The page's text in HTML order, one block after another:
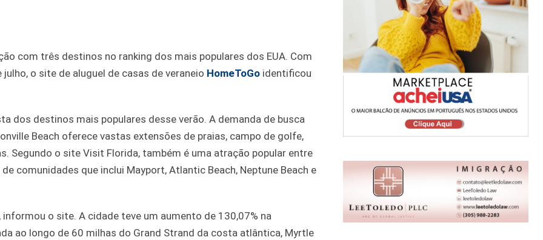
com três destinos no ranking dos mais populares dos EUA. Com
o site de aluguel de casas de veraneio HomeToGo identificou
dos destinos mais populares desse verão. A demanda de busca
Beach oferece vastas extensões de praias, campo de golfe,
Segundo o site Visit Florida, também é uma atração popular entre
comunidades que inclui Mayport, Atlantic Beach, Neptune Beach e
o site. A cidade teve um aumento de 130,07% na
ao longo de 60 milhas do Grand Strand da costa atlântica, Myrtle